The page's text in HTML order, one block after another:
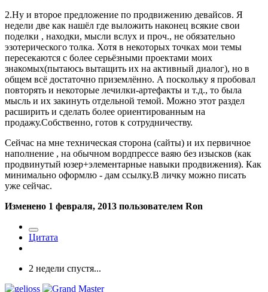
2.Ну и второе предложение по продвижению девайсов. Я
недели две как нашёл где выложить наконец всякие свои
поделки , находки, мысли вслух и проч., не обязательно
эзотерического толка. Хотя в некоторых точках мои темы
пересекаются с более серьёзными проектами моих
знакомых(пытаюсь вытащить их на активный диалог), но в
общем всё достаточно приземлённо. А поскольку я пробовал
повторять и некоторые лечилки-артефакты и т.д., то была
мысль и их закинуть отдельной темой. Можно этот раздел
расширить и сделать более ориентированным на
продажу.Собственно, готов к сотрудничеству.
Сейчас на мне техническая сторона (сайты) и их первичное
наполнение , на обычном вордпрессе ваяю без изысков (как
продвинутый юзер+элементарные навыки продвижения). Как
минимально оформлю - дам ссылку.В личку можно писать
уже сейчас.
Изменено 1 февраля, 2013 пользователем Ron
Цитата
2 недели спустя...